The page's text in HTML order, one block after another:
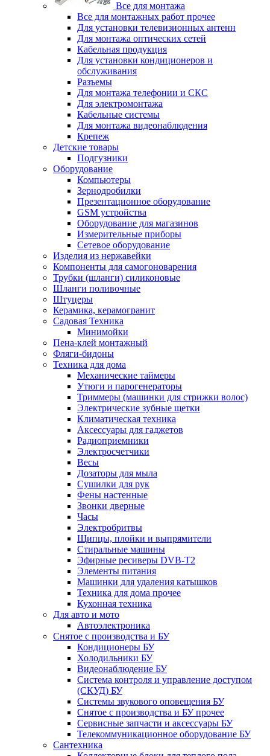
Все для монтажа
Все для монтажных работ прочее
Для установки телевизионных антенн
Для монтажа оптических сетей
Кабельная продукция
Для установки кондиционеров и
обслуживания
Разъемы
Для монтажа телефонии и СКС
Для электромонтажа
Кабельные системы
Для монтажа видеонаблюдения
Крепеж
Детские товары
Подгузники
Оборудование
Компьютеры
Зернодробилки
Презентационное оборудование
GSM устройства
Оборудование для магазинов
Измерительные приборы
Сетевое оборудование
Изделия из нержавейки
Компоненты для самогоноварения
Трубки (шланги) силиконовые
Шланги поливочные
Штуцеры
Керамика, керамогранит
Садовая Техника
Минимойки
Пена-клей монтажный
Фляги-бидоны
Техника для дома
Механические таймеры
Утюги и парогенераторы
Триммеры (машинки для стрижки волос)
Электрические зубные щетки
Климатическая техника
Аксессуары для гаджетов
Радиоприемники
Электросчетчики
Весы
Дозаторы для мыла
Сушилки для рук
Фены настенные
Звонки дверные
Часы
Электробритвы
Щипцы, плойки и выпрямители
Стиральные машины
Эфирные ресиверы DVB-T2
Элементы питания
Машинки для удаления катышков
Техника для дома прочее
Кухонная техника
Для авто и мото
Автоэлектроника
Снятое с производства и БУ
Кондиционеры БУ
Холодильники БУ
Видеонаблюдение БУ
Система контроля и управление доступом
(СКУД) БУ
Системы звукового оповещения БУ
Снятое с производства и БУ прочее
Сервисные запчасти и аксессуары БУ
Телекоммуникационное оборудование БУ
Сантехника